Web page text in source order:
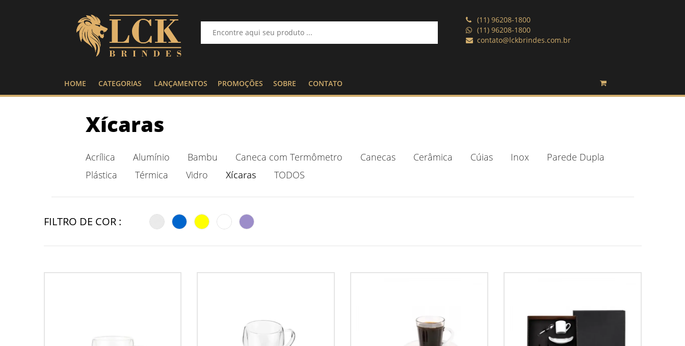
(11) 96208-1800
(11) 96208-1800
contato@lckbrindes.com.br
HOME CATEGORIAS LANÇAMENTOS PROMOÇÕES SOBRE CONTATO
Xícaras
Acrílica Alumínio Bambu Caneca com Termômetro Canecas Cerâmica Cúias Inox
Parede Dupla
Plástica
Térmica Vidro Xícaras TODOS
FILTRO DE COR :